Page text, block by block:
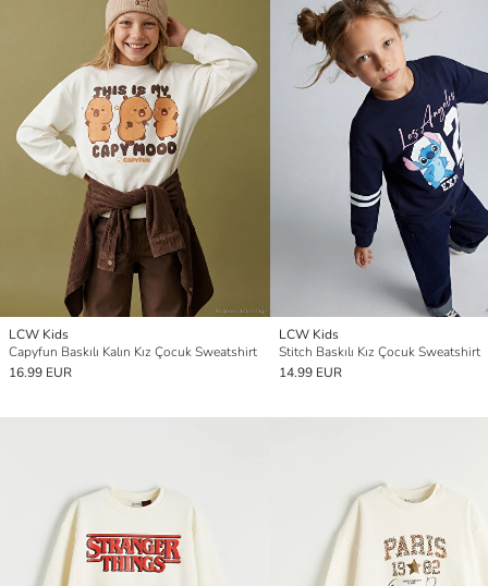
LCW Kids
Capyfun Baskılı Kalın Kız Çocuk Sweatshirt
16.99 EUR
LCW Kids
Stitch Baskılı Kız Çocuk Sweatshirt
14.99 EUR